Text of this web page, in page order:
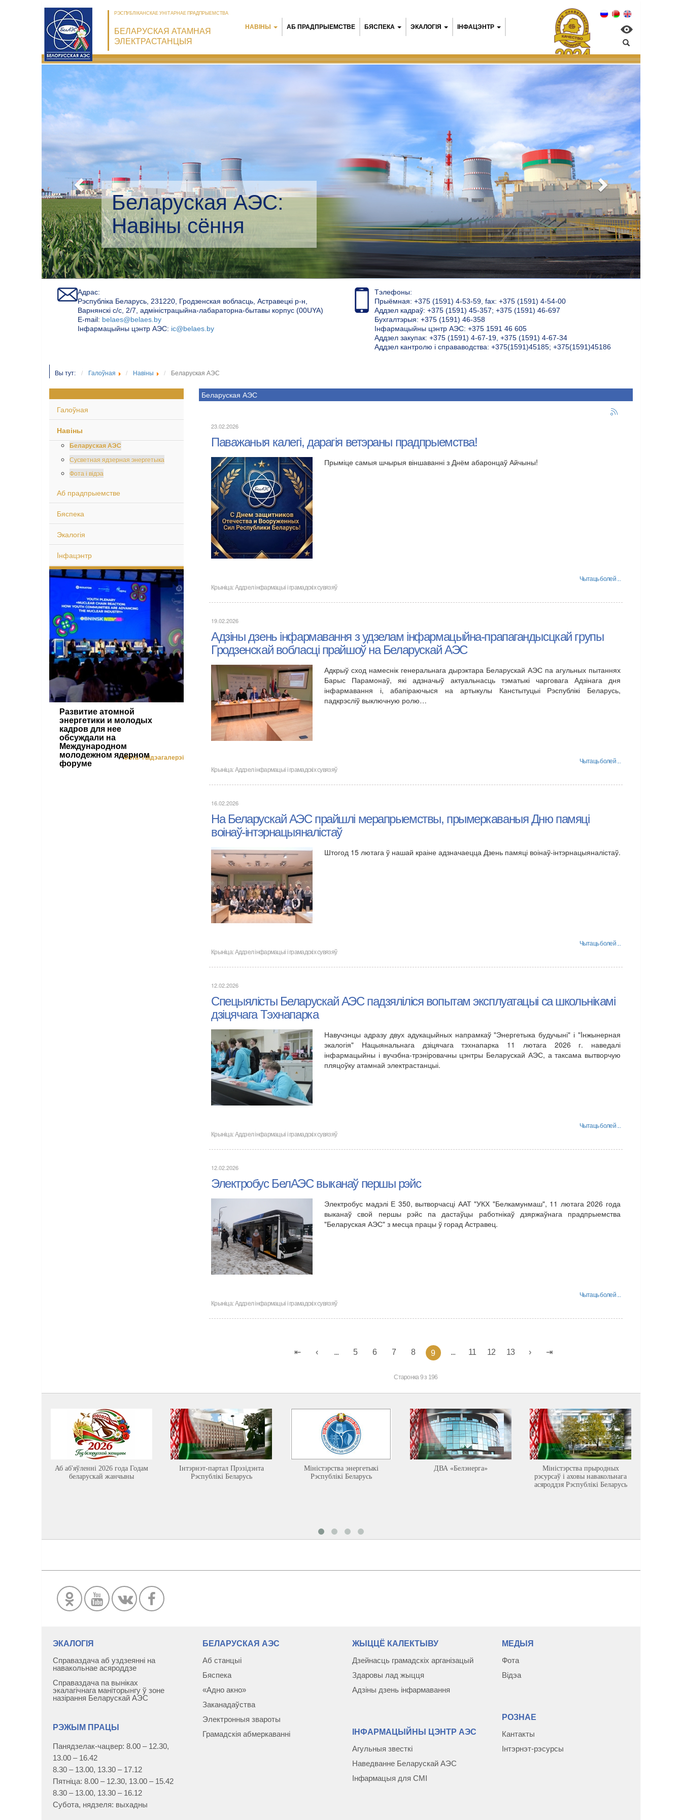
РЭСПУБЛІКАНСКАЕ УНІТАРНАЕ ПРАДПРЫЕМСТВА
БЕЛАРУСКАЯ АТАМНАЯ
ЭЛЕКТРАСТАНЦЫЯ
НАВІНЫ АБ ПРАДПРЫЕМСТВЕ БЯСПЕКА ЭКАЛОГІЯ IНФАЦЭНТР
Беларуская АЭС:
Экалагічны мэнэджмент
Адрас:
Рэспубліка Беларусь, 231220, Гродзенская вобласць, Астравецкі р-н,
Варнянскі с/с, 2/7, адміністрацыйна-лабараторна-бытавы корпус (00UYA)
Е-mail: belaes@belaes.by
Інфармацыйны цэнтр АЭС: ic@belaes.by
Тэлефоны:
Прыёмная: +375 (1591) 4-53-59, fax: +375 (1591) 4-54-00
Аддзел кадраў: +375 (1591) 45-357; +375 (1591) 46-697
Бухгалтэрыя: +375 (1591) 46-358
Інфармацыйны цэнтр АЭС: +375 1591 46 605
Аддзел закупак: +375 (1591) 4-67-19, +375 (1591) 4-67-34
Аддзел кантролю і справаводства: +375(1591)45185; +375(1591)45186
Вы тут: Галоўная Навіны Беларуская АЭС
Галоўная
Навіны
Беларуская АЭС
Сусветная ядзерная энергетыка
Фота і відэа
Аб прадпрыемстве
Бяспека
Экалогія
Iнфацэнтр
Развитие атомной
энергетики и молодых
кадров для нее
обсуждали на
Международном
молодежном ядерном
форуме
Фота- і відэагалерэі
Беларуская АЭС
23.02.2026
Паважаныя калегі, дарагія ветэраны прадпрыемства!
Прыміце самыя шчырыя віншаванні з Днём абаронцаў Айчыны!
Чытаць болей ...
Крыніца: Аддзел інфармацыі і грамадскіх сувязяў
19.02.2026
Адзіны дзень інфармавання з удзелам інфармацыйна-прапагандысцкай групы
Гродзенскай вобласці прайшоў на Беларускай АЭС
Адкрыў сход намеснік генеральнага дырэктара Беларускай АЭС па агульных пытаннях
Барыс Парамонаў, які адзначыў актуальнасць тэматыкі чарговага Адзінага дня
інфармавання і, абапіраючыся на артыкулы Канстытуцыі Рэспублікі Беларусь,
падкрэсліў выключную ролю…
Чытаць болей ...
Крыніца: Аддзел інфармацыі і грамадскіх сувязяў
16.02.2026
На Беларускай АЭС прайшлі мерапрыемствы, прымеркаваныя Дню памяці
воінаў-інтэрнацыяналістаў
Штогод 15 лютага ў нашай краіне адзначаецца Дзень памяці воінаў-інтэрнацыяналістаў.
Чытаць болей ...
Крыніца: Аддзел інфармацыі і грамадскіх сувязяў
12.02.2026
Спецыялісты Беларускай АЭС падзяліліся вопытам эксплуатацыі са школьнікамі
дзіцячага Тэхнапарка
Навучэнцы адразу двух адукацыйных напрамкаў "Энергетыка будучыні" і "Iнжынерная
экалогія" Нацыянальнага дзіцячага тэхнапарка 11 лютага 2026 г. наведалі
інфармацыйны і вучэбна-трэніровачны цэнтры Беларускай АЭС, а таксама вытворчую
пляцоўку атамнай электрастанцыі.
Чытаць болей ...
Крыніца: Аддзел інфармацыі і грамадскіх сувязяў
12.02.2026
Электробус БелАЭС выканаў першы рэйс
Электробус мадэлі Е 350, вытворчасці ААТ "УКХ "Белкамунмаш", 11 лютага 2026 года
выканаў свой першы рэйс па дастаўцы работнікаў дзяржаўнага прадпрыемства
"Беларуская АЭС" з месца працы ў горад Астравец.
Чытаць болей ...
Крыніца: Аддзел інфармацыі і грамадскіх сувязяў
5 6 7 8 9 11 12 13
Старонка 9 з 196
Аб аб'яўленні 2026 года Годам
беларускай жанчыны
Інтэрнэт-партал Прэзідэнта
Рэспублікі Беларусь
Міністэрства энергетыкі
Рэспублікі Беларусь
ДВА «Белэнерга»
Міністэрства прыродных
рэсурсаў і аховы навакольнага
асяроддзя Рэспублікі Беларусь
ЭКАЛОГІЯ
Справаздача аб уздзеянні на
навакольнае асяроддзе
Справаздача па выніках
экалагічнага маніторынгу ў зоне
назірання Беларускай АЭС
РЭЖЫМ ПРАЦЫ
Панядзелак-чацвер: 8.00 – 12.30,
13.00 – 16.42
8.30 – 13.00, 13.30 – 17.12
Пятніца: 8.00 – 12.30, 13.00 – 15.42
8.30 – 13.00, 13.30 – 16.12
Субота, нядзеля: выхадны
БЕЛАРУСКАЯ АЭС
Аб станцыі
Бяспека
«Адно акно»
Заканадаўства
Электронныя звароты
Грамадскія абмеркаваннi
ЖЫЦЦЁ КАЛЕКТЫВУ
Дзейнасць грамадскіх арганізацый
Здаровы лад жыцця
Адзіны дзень інфармавання
ІНФАРМАЦЫЙНЫ ЦЭНТР АЭС
Агульныя звесткі
Наведванне Беларускай АЭС
Інфармацыя для СМІ
МЕДЫЯ
Фота
Відэа
РОЗНАЕ
Кантакты
Інтэрнэт-рэсурсы